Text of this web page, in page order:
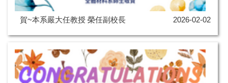
賀~本系嚴大任教授 榮任副校長 2026-02-02